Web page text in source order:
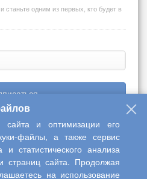
одним из первых, кто будет в
сотрудничества «Интерактив
и оптимизации его
файлы, а также сервис
статистического анализа
сайта. Продолжая
на использование